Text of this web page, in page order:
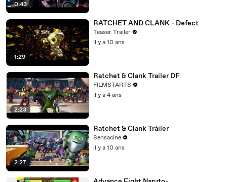
0:43
1:29
RATCHET AND CLANK - Defect
Teaser Trailer
il y a 10 ans
2:23
Ratchet & Clank Trailer DF
FILMSTARTS
il y a 4 ans
2:27
Ratchet & Clank Tráiler
Sensacine
il y a 10 ans